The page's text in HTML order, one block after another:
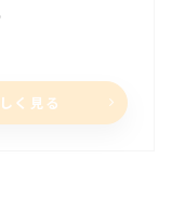
く見る